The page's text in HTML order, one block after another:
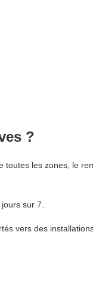
?
les zones, le
sur 7.
vers des